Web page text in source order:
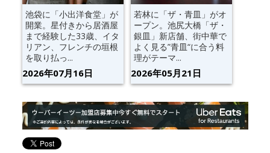
池袋に「小出洋食堂」が
開業。星付きから居酒屋
まで経験した33歳、イタ
リアン、フレンチの垣根
を取り払っ...
2026年07月16日
若林に「ザ・青皿」がオ
ープン。池尻大橋「ザ・
銀皿」新店舗、街中華で
よく見る”青皿“に合う料
理がテーマ...
2026年05月21日